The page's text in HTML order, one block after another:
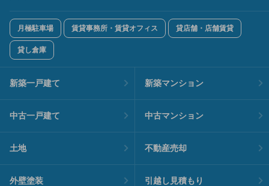
月極駐車場 賃貸事務所・賃貸オフィス 貸店舗・店舗賃貸
貸し倉庫
新築一戸建て 新築マンション
中古一戸建て 中古マンション
土地 不動産売却
外壁塗装 引越し見積もり